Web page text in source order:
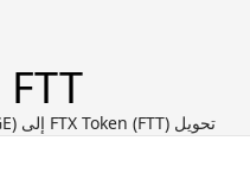
FTT إلى DOGE
تحويل FTX Token (FTT) إلى Dogecoin (DOGE) مع محول العملات Valuta EX